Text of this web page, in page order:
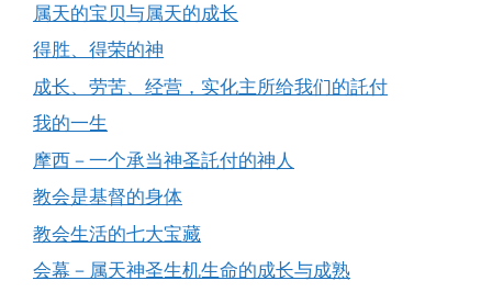
属天的宝贝与属天的成长
得胜、得荣的神
成长、劳苦、经营，实化主所给我们的託付
我的一生
摩西－一个承当神圣託付的神人
教会是基督的身体
教会生活的七大宝藏
会幕－属天神圣生机生命的成长与成熟